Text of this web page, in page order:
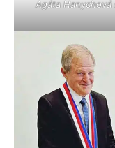
Agáta